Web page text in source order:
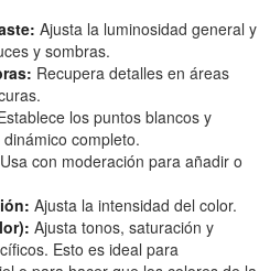
Ajusta la luminosidad general y
y sombras.
Recupera detalles en áreas
los puntos blancos y
completo.
Usa con moderación para añadir o
Ajusta la intensidad del color.
Ajusta tonos, saturación y
Esto es ideal para